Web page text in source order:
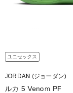
ユニセックス
JORDAN (ジョーダン)
ルカ 5 Venom PF